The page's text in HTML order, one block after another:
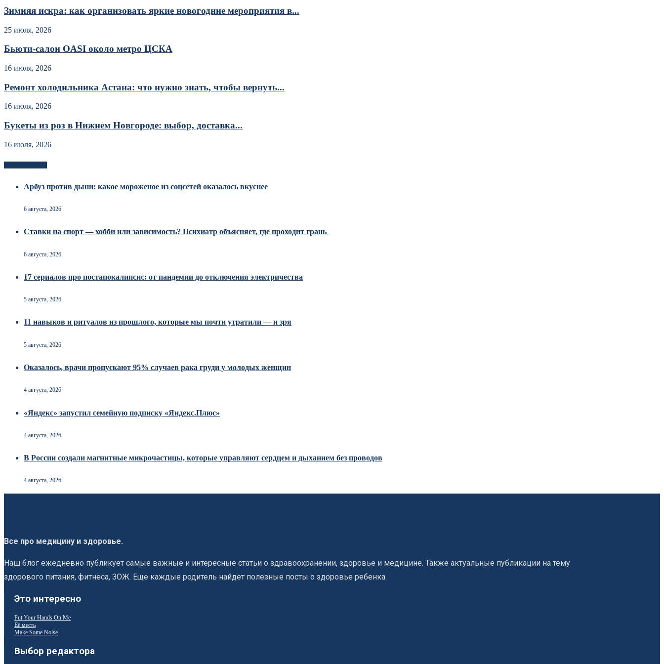
Зимняя искра: как организовать яркие новогодние мероприятия в...
25 июля, 2026
Бьюти-салон OASI около метро ЦСКА
16 июля, 2026
Ремонт холодильника Астана: что нужно знать, чтобы вернуть...
16 июля, 2026
Букеты из роз в Нижнем Новгороде: выбор, доставка...
16 июля, 2026
Арбуз против дыни: какое мороженое из соцсетей оказалось вкуснее
6 августа, 2026
Ставки на спорт — хобби или зависимость? Психиатр объясняет, где проходит грань
6 августа, 2026
17 сериалов про постапокалипсис: от пандемии до отключения электричества
5 августа, 2026
11 навыков и ритуалов из прошлого, которые мы почти утратили — и зря
5 августа, 2026
Оказалось, врачи пропускают 95% случаев рака груди у молодых женщин
4 августа, 2026
«Яндекс» запустил семейную подписку «Яндекс.Плюс»
4 августа, 2026
В России создали магнитные микрочастицы, которые управляют сердцем и дыханием без проводов
4 августа, 2026
Все про медицину и здоровье.
Наш блог ежедневно публикует самые важные и интересные статьи о здравоохранении, здоровье и медицине. Также актуальные публикации на тему
здорового питания, фитнеса, ЗОЖ. Еще каждые родитель найдет полезные посты о здоровье ребенка.
Это интересно
Put Your Hands On Me
Её месть
Make Some Noise
Выбор редактора